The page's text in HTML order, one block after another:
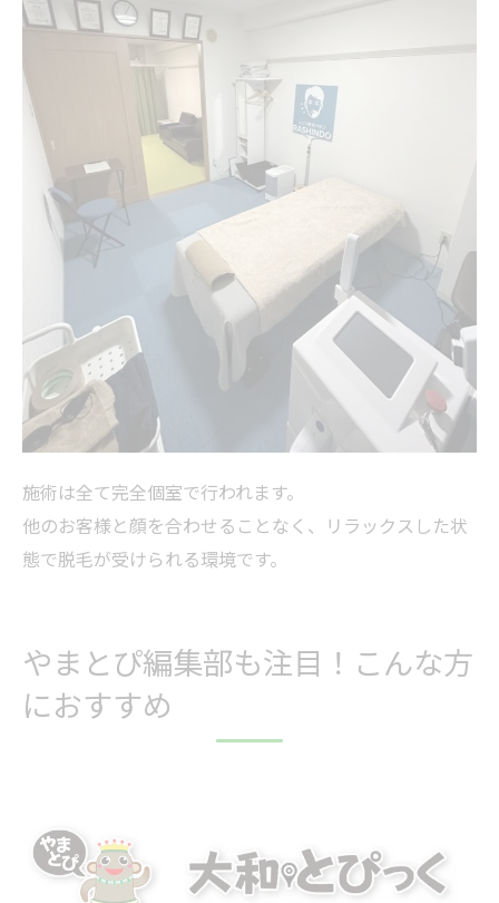
施術は全て完全個室で行われます。
他のお客様と顔を合わせることなく、リラックスした状
態で脱毛が受けられる環境です。
やまとぴ編集部も注目！こんな方
におすすめ